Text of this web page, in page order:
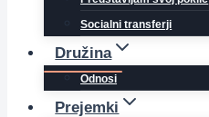
Socialni transferji
Družina
Odnosi
Prejemki